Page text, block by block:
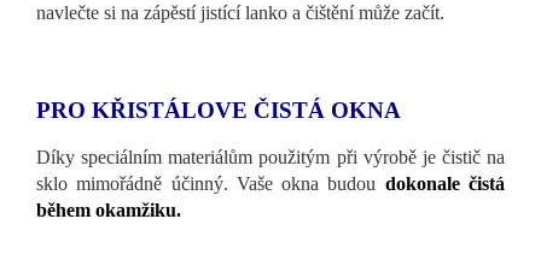
navlečte si na zápěstí jistící lanko a čištění může začít.
PRO KŘISTÁLOVE ČISTÁ OKNA
Díky speciálním materiálům použitým při výrobě je čistič na
sklo mimořádně účinný. Vaše okna budou dokonale čistá
během okamžiku.